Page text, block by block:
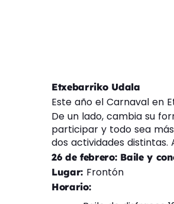
Etxebarriko Udala
Este año el Carnaval en
De un lado, cambia su
participar y todo sea
dos actividades distintas.
26 de febrero: Baile y
Lugar: Frontón
Horario: